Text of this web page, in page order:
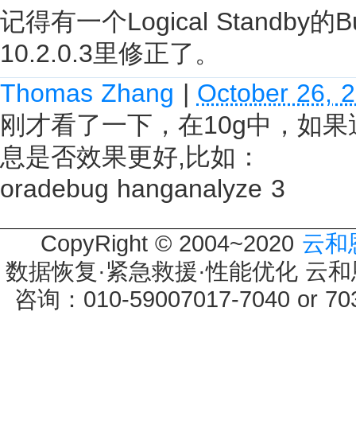
记得有一个Logical Standby的
10.2.0.3里修正了。
Thomas Zhang | October 26,
刚才看了一下，在10g中，如
息是否效果更好,比如：
oradebug hanganalyze 3
CopyRight © 2004~2020 云和
数据恢复·紧急救援·性能优化 云
咨询：010-59007017-7040 or